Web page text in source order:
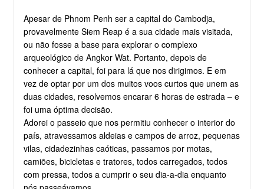
Apesar de Phnom Penh ser a capital do Cambodja,
provavelmente Siem Reap é a sua cidade mais visitada,
ou não fosse a base para explorar o complexo
arqueológico de Angkor Wat. Portanto, depois de
conhecer a capital, foi para lá que nos dirigimos. E em
vez de optar por um dos muitos voos curtos que unem as
duas cidades, resolvemos encarar 6 horas de estrada – e
foi uma óptima decisão.
Adorei o passeio que nos permitiu conhecer o interior do
país, atravessamos aldeias e campos de arroz, pequenas
vilas, cidadezinhas caóticas, passamos por motas,
camiões, bicicletas e tratores, todos carregados, todos
com pressa, todos a cumprir o seu dia-a-dia enquanto